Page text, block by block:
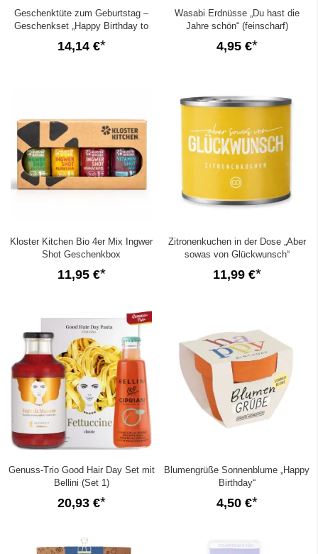
Geschenktüte zum Geburtstag –
Geschenkset „Happy Birthday to
you!“ (Set 26)
14,14 €
Wasabi Erdnüsse „Du hast die
Jahre schön“ (feinscharf)
4,95 €
Kloster Kitchen Bio 4er Mix Ingwer
Shot Geschenkbox
11,95 €
Zitronenkuchen in der Dose „Aber
sowas von Glückwunsch“
11,99 €
Genuss-Trio Good Hair Day Set mit
Bellini (Set 1)
20,93 €
Blumengrüße Sonnenblume „Happy
Birthday“
4,50 €